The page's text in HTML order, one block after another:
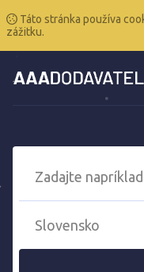
Táto stránka používa
zážitku.